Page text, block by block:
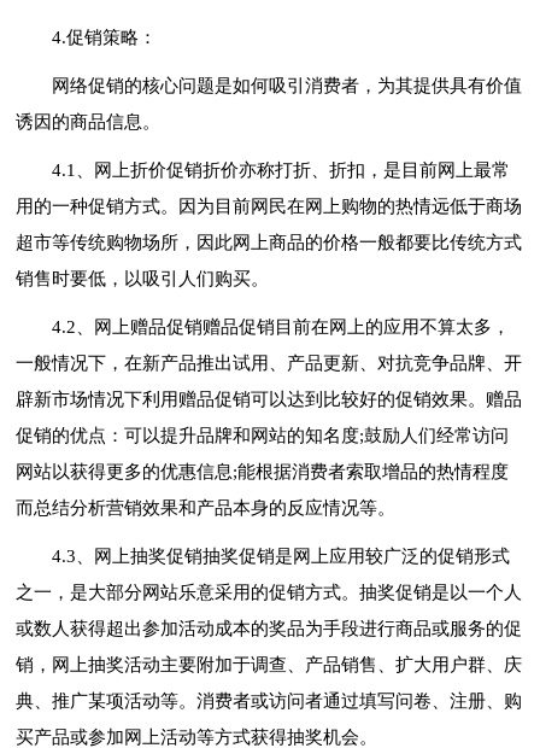
4.促销策略：
网络促销的核心问题是如何吸引消费者，为其提供具有价值
诱因的商品信息。
4.1、网上折价促销折价亦称打折、折扣，是目前网上最常
用的一种促销方式。因为目前网民在网上购物的热情远低于商场
超市等传统购物场所，因此网上商品的价格一般都要比传统方式
销售时要低，以吸引人们购买。
4.2、网上赠品促销赠品促销目前在网上的应用不算太多，
一般情况下，在新产品推出试用、产品更新、对抗竞争品牌、开
辟新市场情况下利用赠品促销可以达到比较好的促销效果。赠品
促销的优点：可以提升品牌和网站的知名度;鼓励人们经常访问
网站以获得更多的优惠信息;能根据消费者索取增品的热情程度
而总结分析营销效果和产品本身的反应情况等。
4.3、网上抽奖促销抽奖促销是网上应用较广泛的促销形式
之一，是大部分网站乐意采用的促销方式。抽奖促销是以一个人
或数人获得超出参加活动成本的奖品为手段进行商品或服务的促
销，网上抽奖活动主要附加于调查、产品销售、扩大用户群、庆
典、推广某项活动等。消费者或访问者通过填写问卷、注册、购
买产品或参加网上活动等方式获得抽奖机会。